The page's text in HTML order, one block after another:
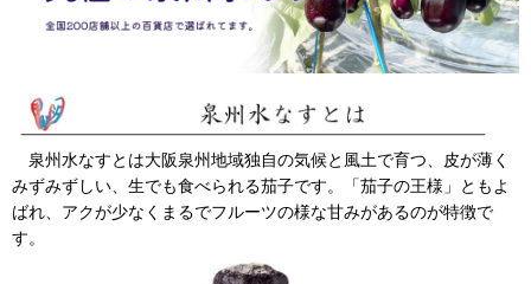
泉州水なすとは大阪泉州地域独自の気候と風土で育つ、皮が薄く
みずみずしい、生でも食べられる茄子です。「茄子の王様」ともよ
ばれ、アクが少なくまるでフルーツの様な甘みがあるのが特徴で
す。